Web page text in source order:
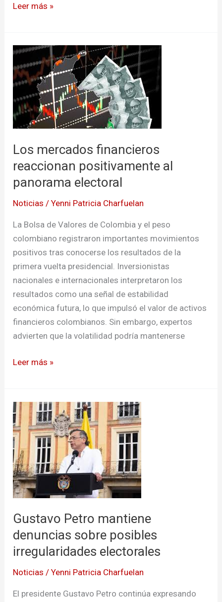
Leer más »
Los mercados financieros
reaccionan positivamente al
panorama electoral
Noticias /Yenni Patricia Charfuelan
La Bolsa de Valores de Colombia y el peso
colombiano registraron importantes movimientos
positivos tras conocerse los resultados de la
primera vuelta presidencial. Inversionistas
nacionales e internacionales interpretaron los
resultados como una señal de estabilidad
económica futura, lo que impulsó el valor de activos
financieros colombianos. Sin embargo, expertos
advierten que la volatilidad podría mantenerse
Los
mercados
financieros
reaccionan
positivamente
al
electoral
Leer más »
Gustavo Petro mantiene
denuncias sobre posibles
irregularidades electorales
Noticias /Yenni Patricia Charfuelan
El presidente Gustavo Petro continúa expresando
Gustavo
Petro
mantiene
denuncias
sobre
posibles
irregularidades